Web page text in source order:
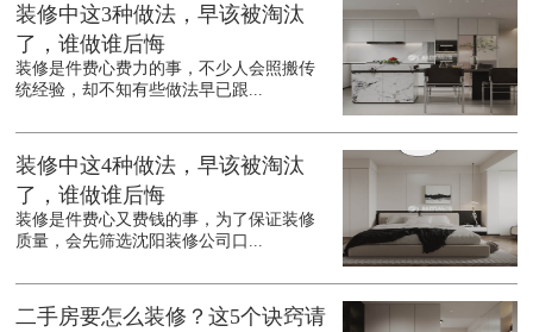
装修中这3种做法，早该被淘汰
了，谁做谁后悔
装修是件费心费力的事，不少人会照搬传
统经验，却不知有些做法早已跟...
装修中这4种做法，早该被淘汰
了，谁做谁后悔
装修是件费心又费钱的事，为了保证装修
质量，会先筛选沈阳装修公司口...
二手房要怎么装修？这5个诀窍请